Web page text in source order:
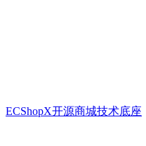
ECShopX开源商城技术底座